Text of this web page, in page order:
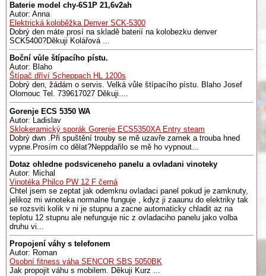
Baterie model chy-6S1P 21,6v2ah
Autor: Anna
Elektrická koloběžka Denver SCK-5300
Dobrý den máte prosí na skladě baterií na kolobezku denver
SCK5400?Děkuji Kolářová ...
Boční vůle štípacího pístu.
Autor: Blaho
Štípač dříví Scheppach HL 1200s
Dobrý den, žádám o servis. Velká vůle štípacího pístu. Blaho Josef
Olomouc Tel. 739617027 Děkuji....
Gorenje ECS 5350 WA
Autor: Ladislav
Sklokeramický sporák Gorenje ECS5350XA Entry steam
Dobrý dwn .Při spuštění trouby se mě uzavře zamek a trouba hned
vypne.Prosím co dělat?Neppdařilo se mě ho vypnout...
Dotaz ohledne podsviceneho panelu a ovladani vinoteky
Autor: Michal
Vinotéka Philco PW 12 F černá
Chtel jsem se zeptat jak odemknu ovladaci panel pokud je zamknuty,
jelikoz mi winoteka normalne funguje , kdyz ji zaaunu do elektriky tak
se rozsviti kolik v ni je stupnu a zacne automaticky chladit az na
teplotu 12 stupnu ale nefunguje nic z ovladaciho panelu jako volba
druhu vi...
Propojení váhy s telefonem
Autor: Roman
Osobní fitness váha SENCOR SBS 5050BK
Jak propojit váhu s mobilem. Děkuji Kurz ...